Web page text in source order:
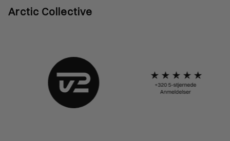
Arctic Collective